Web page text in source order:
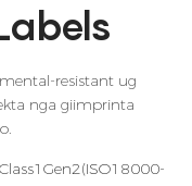
resistant ug
nga giimprinta